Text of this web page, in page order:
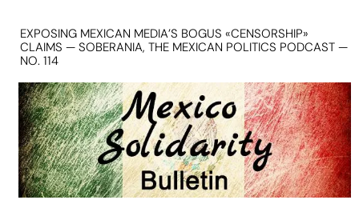
EXPOSING MEXICAN MEDIA’S BOGUS «CENSORSHIP»
CLAIMS — SOBERANIA, THE MEXICAN POLITICS PODCAST —
NO. 114